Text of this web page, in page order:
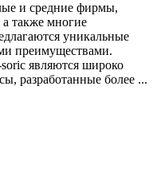
и средние фирмы,
также многие
уникальные
преимуществами.
являются широко
разработанные более ...